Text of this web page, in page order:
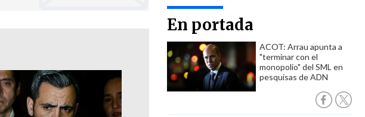
En portada
ACOT: Arrau apunta a
"terminar con el
monopolio" del SML en
pesquisas de ADN